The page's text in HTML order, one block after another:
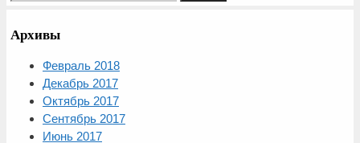
Архивы
Февраль 2018
Декабрь 2017
Октябрь 2017
Сентябрь 2017
Июнь 2017